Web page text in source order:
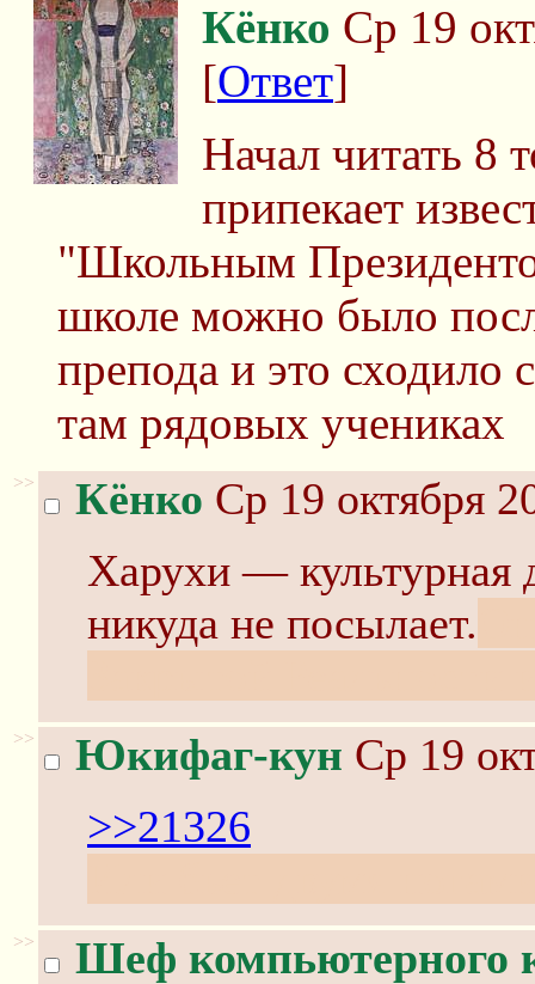
Кёнко Ср 19
[Ответ]
Начал читать 8
припекает
"Школьным
школе можно было
препода и это сходило
там рядовых учениках
>> Кёнко Ср 19 октября
Харухи — культурная
никуда не посылает.
>> Юкифаг-кун Ср 19
>>21326
>>
Шеф компьютерного